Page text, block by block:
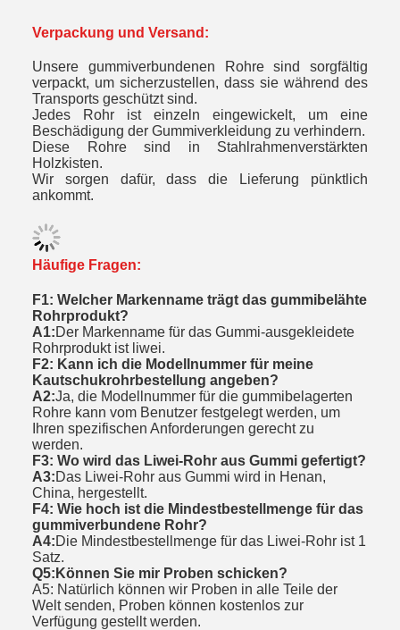
Verpackung und Versand:
Unsere gummiverbundenen Rohre sind sorgfältig
verpackt, um sicherzustellen, dass sie während des
Transports geschützt sind.
Jedes Rohr ist einzeln eingewickelt, um eine
Beschädigung der Gummiverkleidung zu verhindern.
Diese Rohre sind in Stahlrahmenverstärkten
Holzkisten.
Wir sorgen dafür, dass die Lieferung pünktlich
ankommt.
Häufige Fragen:
F1: Welcher Markenname trägt das gummibelähte
Rohrprodukt?
A1:Der Markenname für das Gummi-ausgekleidete
Rohrprodukt ist liwei.
F2: Kann ich die Modellnummer für meine
Kautschukrohrbestellung angeben?
A2:Ja, die Modellnummer für die gummibelagerten
Rohre kann vom Benutzer festgelegt werden, um
Ihren spezifischen Anforderungen gerecht zu
werden.
F3: Wo wird das Liwei-Rohr aus Gummi gefertigt?
A3:Das Liwei-Rohr aus Gummi wird in Henan,
China, hergestellt.
F4: Wie hoch ist die Mindestbestellmenge für das
gummiverbundene Rohr?
A4:Die Mindestbestellmenge für das Liwei-Rohr ist 1
Satz.
Q5:Können Sie mir Proben schicken?
A5: Natürlich können wir Proben in alle Teile der
Welt senden, Proben können kostenlos zur
Verfügung gestellt werden.